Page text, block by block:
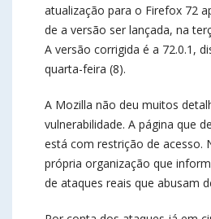
atualização para o Firefox 72
de a versão ser lançada, na
A versão corrigida é a 72.0.1,
quarta-feira (8).
A Mozilla não deu muitos
vulnerabilidade. A página que
está com restrição de acesso.
própria organização que
de ataques reais que abusam